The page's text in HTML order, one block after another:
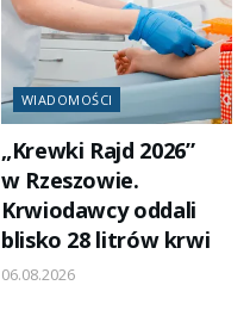
WIADOMOŚCI
„Krewki Rajd 2026”
w Rzeszowie.
Krwiodawcy oddali
blisko 28 litrów krwi
06.08.2026